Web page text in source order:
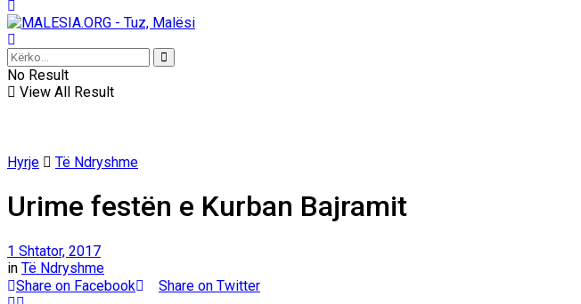
No Result
View All Result
Hyrje Të Ndryshme
Urime festën e Kurban Bajramit
1 Shtator, 2017
in Të Ndryshme
Share on Facebook
Share on Twitter